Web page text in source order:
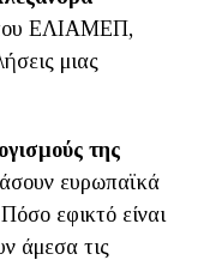
του ΕΛΙΑΜΕΠ,
μιας
της
ευρωπαϊκά
εφικτό είναι
άμεσα τις